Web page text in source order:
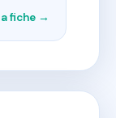
fiche →